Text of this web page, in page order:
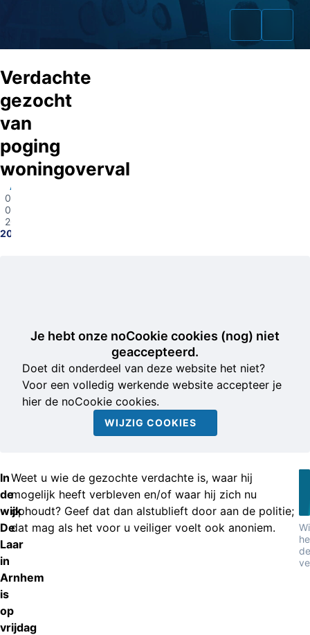
Zaken
Verdachte
gezocht
van
poging
woningoverval
Arnhem
02-
09-
2025
2023218930
Je hebt onze noCookie cookies (nog) niet
geaccepteerd.
Doet dit onderdeel van deze website het niet?
Voor een volledig werkende website accepteer je
hier de noCookie cookies.
WIJZIG COOKIES
In
de
wijk
De
Laar
in
Arnhem
is
op
vrijdag
Weet u wie de gezochte verdachte is, waar hij
mogelijk heeft verbleven en/of waar hij zich nu
ophoudt? Geef dat dan alstublieft door aan de politie;
dat mag als het voor u veiliger voelt ook anoniem.